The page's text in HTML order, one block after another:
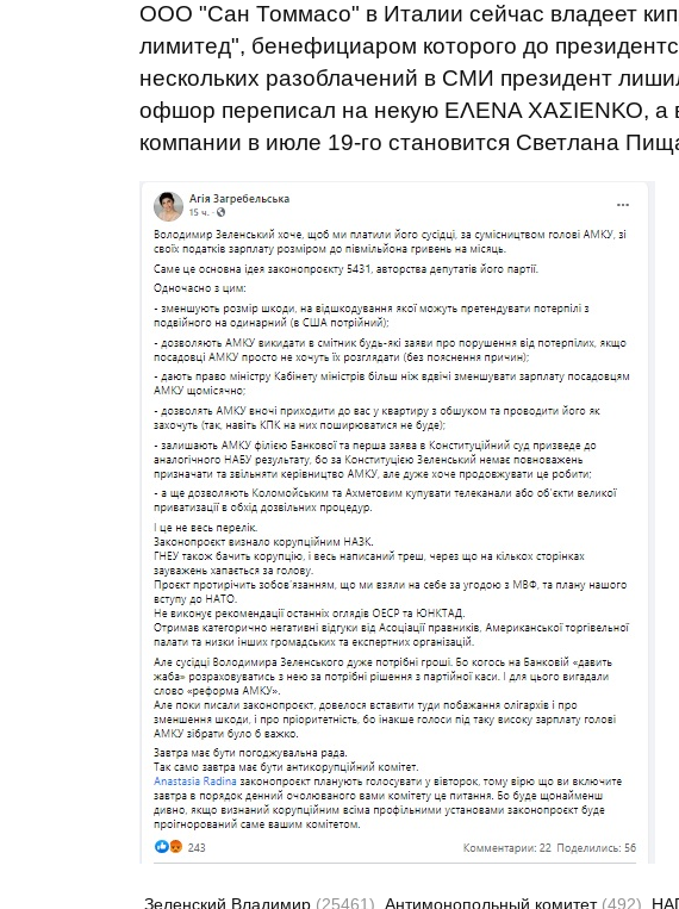
ООО "Сан Томмасо" в Италии сейчас владеет
лимитед", бенефициаром которого до
нескольких разоблачений в СМИ президент
офшор переписал на некую ΕΛΕΝΑ ΧΑΣΙΕΝΚΟ, а
компании в июле 19-го становится Светлана
Зеленский Владимир (25461) Антимонопольный комитет (492)